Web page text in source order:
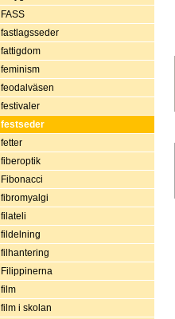
FASS
fastlagsseder
fattigdom
feminism
feodalväsen
festivaler
festseder
fetter
fiberoptik
Fibonacci
fibromyalgi
filateli
fildelning
filhantering
Filippinerna
film
film i skolan